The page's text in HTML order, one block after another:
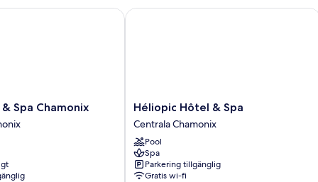
Spa Chamonix
Chamonix
Héliopic
Hôtel
&
Spa
Centrala
Chamonix
Héliopic Hôtel & Spa
Centrala Chamonix
Pool
Spa
Parkering tillgänglig
Gratis wi-fi
Héliopic Hôtel & Spa